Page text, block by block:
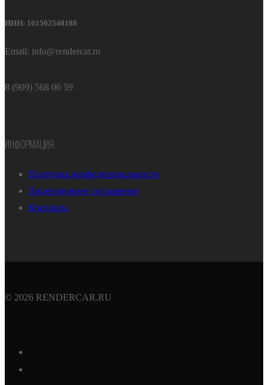
ИНН: 101502540188
Email: info@rendercar.ru
8 (909) 568 06 59
ИНФОРМАЦИЯ
Политика конфиденциальности
Лицензионное соглашение
Контакты
© 2026 RENDERCAR.RU